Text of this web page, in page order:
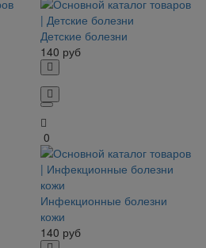
Детские болезни
140 руб
0
Инфекционные болезни
кожи
140 руб